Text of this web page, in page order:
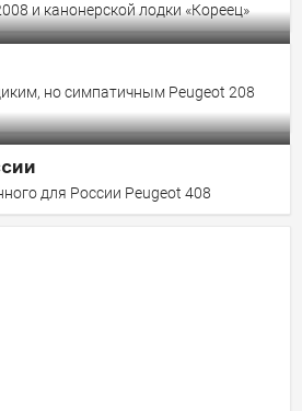
и канонерской лодки «Кореец»
но симпатичным Peugeot 208
для России Peugeot 408